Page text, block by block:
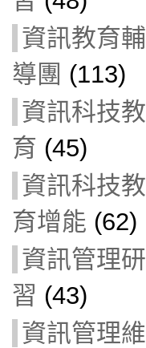
資訊教育輔
導團 (113)
資訊科技教
育 (45)
資訊科技教
育增能 (62)
資訊管理研
習 (43)
資訊管理維